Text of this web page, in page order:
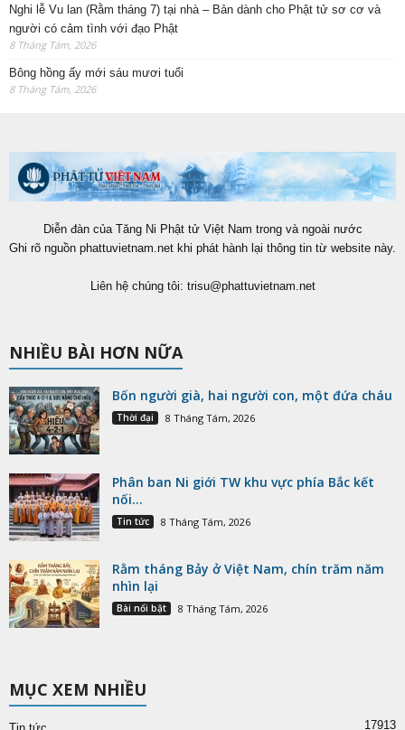
Nghi lễ Vu lan (Rằm tháng 7) tại nhà – Bản dành cho Phật tử sơ cơ và
người có cảm tình với đạo Phật
8 Tháng Tám, 2026
Bông hồng ấy mới sáu mươi tuổi
8 Tháng Tám, 2026
Diễn đàn của Tăng Ni Phật tử Việt Nam trong và ngoài nước
Ghi rõ nguồn phattuvietnam.net khi phát hành lại thông tin từ website này.
Liên hệ chúng tôi: trisu@phattuvietnam.net
NHIỀU BÀI HƠN NỮA
Bốn người già, hai người con, một đứa cháu
Thời đại 8 Tháng Tám, 2026
Phân ban Ni giới TW khu vực phía Bắc kết
nối...
Tin tức 8 Tháng Tám, 2026
Rằm tháng Bảy ở Việt Nam, chín trăm năm
nhìn lại
Bài nổi bật 8 Tháng Tám, 2026
MỤC XEM NHIỀU
17913